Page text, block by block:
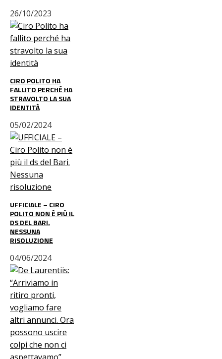
26/10/2023
CIRO POLITO HA
FALLITO PERCHÉ HA
STRAVOLTO LA SUA
IDENTITÀ
05/02/2024
UFFICIALE – CIRO
POLITO NON È PIÙ IL
DS DEL BARI.
NESSUNA
RISOLUZIONE
04/06/2024